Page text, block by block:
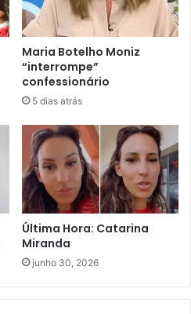
Maria Botelho Moniz
“interrompe”
confessionário
5 dias atrás
Última Hora: Catarina
Miranda
junho 30, 2026